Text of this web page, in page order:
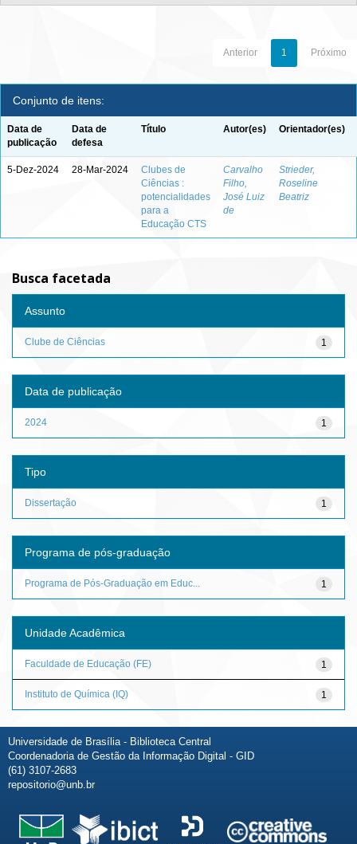
Anterior 1 Próximo
Conjunto de itens:
Data de
publicação
Data de
defesa
Título Autor(es) Orientador(es)
5-Dez-2024 28-Mar-2024
Clubes de
Ciências :
potencialidades
para a
Educação CTS
Carvalho
Filho,
José Luiz
de
Strieder,
Roseline
Beatriz
Busca facetada
Assunto
1
Clube de Ciências
Data de publicação
1
2024
Tipo
1
Dissertação
Programa de pós-graduação
1
Programa de Pós-Graduação em Educ...
Unidade Acadêmica
1
Faculdade de Educação (FE)
1
Instituto de Química (IQ)
Universidade de Brasília - Biblioteca Central
Coordenadoria de Gestão da Informação Digital - GID
(61) 3107-2683
repositorio@unb.br